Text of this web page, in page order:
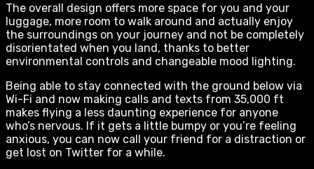
The overall design offers more space for you and your
luggage, more room to walk around and actually enjoy
the surroundings on your journey and not be completely
disorientated when you land, thanks to better
environmental controls and changeable mood lighting.
Being able to stay connected with the ground below via
Wi-Fi and now making calls and texts from 35,000 ft
makes flying a less daunting experience for anyone
who’s nervous. If it gets a little bumpy or you’re feeling
anxious, you can now call your friend for a distraction or
get lost on Twitter for a while.